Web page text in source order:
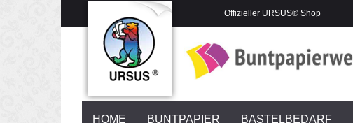
Offizieller URSUS® Shop
HOME BUNTPAPIER BASTELBEDARF